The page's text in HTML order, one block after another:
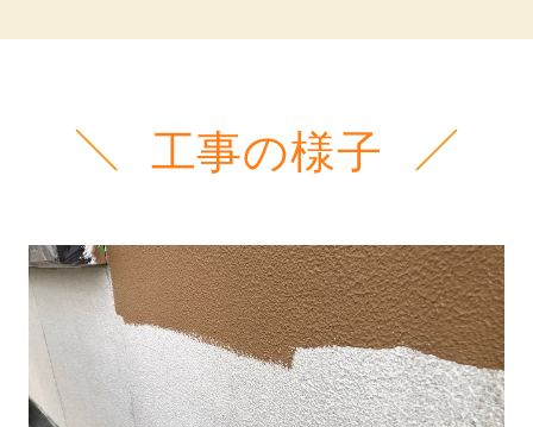
工事の様子